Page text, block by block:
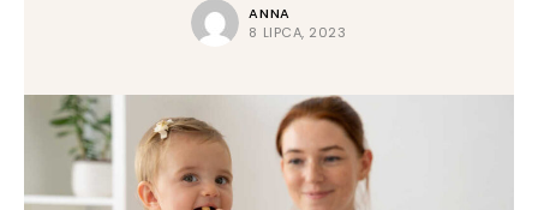
ANNA
8 LIPCA, 2023